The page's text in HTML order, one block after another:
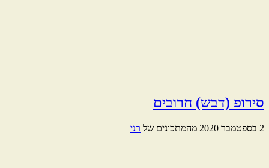
סירופ (דבש) חרובים
2 בספטמבר 2020 מהמתכונים של רני